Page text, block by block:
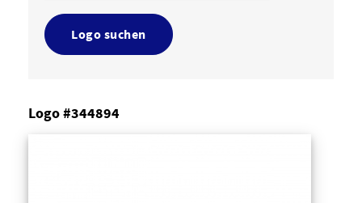
Logo suchen
Logo #344894